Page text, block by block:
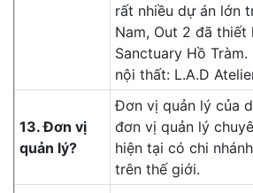
rất nhiều dự án lớn
Nam, Out 2 đã thiết
Sanctuary Hồ
nội thất: L.A.D
13. Đơn vị
quản lý?
Đơn vị quản lý của
đơn vị quản lý
hiện tại có chi
trên thế giới.